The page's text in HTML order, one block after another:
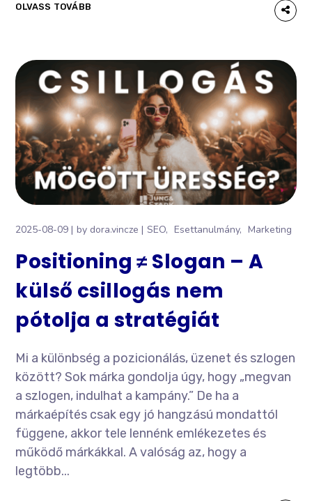
OLVASS TOVÁBB
2025-08-09 by dora.vincze SEO Esettanulmány Marketing
Positioning ≠ Slogan – A
külső csillogás nem
pótolja a stratégiát
Mi a különbség a pozicionálás, üzenet és szlogen
között? Sok márka gondolja úgy, hogy „megvan
a szlogen, indulhat a kampány.” De ha a
márkaépítés csak egy jó hangzású mondattól
függene, akkor tele lennénk emlékezetes és
működő márkákkal. A valóság az, hogy a
legtöbb...